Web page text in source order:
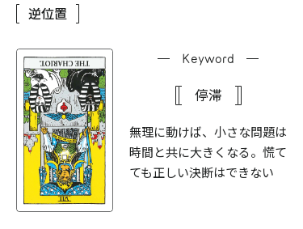
逆位置
Keyword
停滞
無理に動けば、小さな問題は
時間と共に大きくなる。慌て
ても正しい決断はできない